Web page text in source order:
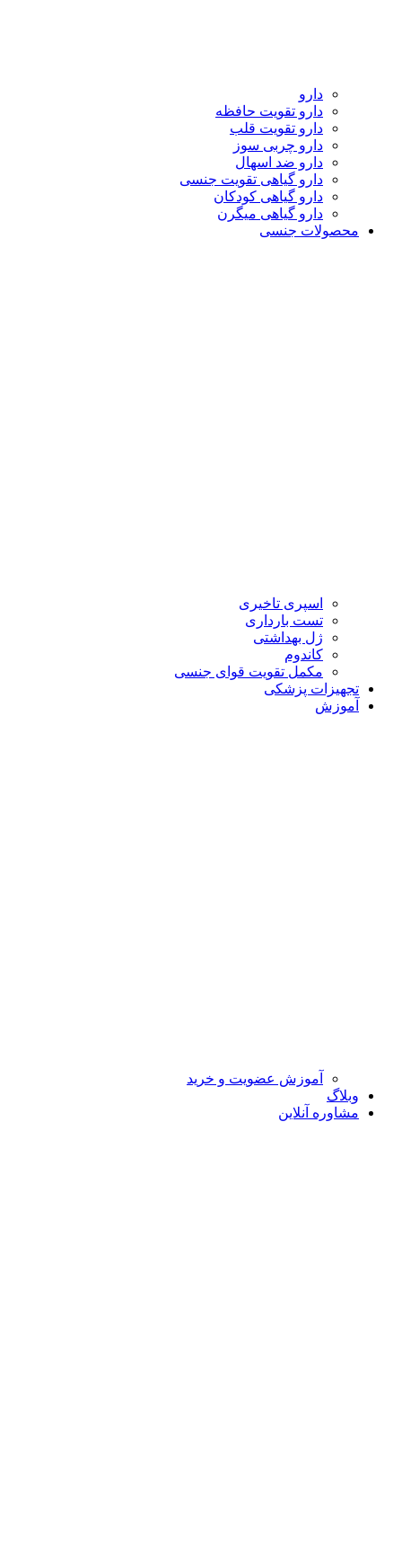
دارو
دارو تقویت حافظه
دارو تقویت قلب
دارو چربی سوز
دارو ضد اسهال
دارو گیاهی تقویت جنسی
دارو گیاهی کودکان
دارو گیاهی میگرن
محصولات جنسی
اسپری تاخیری
تست بارداری
ژل بهداشتی
کاندوم
مکمل تقویت قوای جنسی
تجهیزات پزشکی
آموزش
آموزش عضویت و خرید
وبلاگ
مشاوره آنلاین